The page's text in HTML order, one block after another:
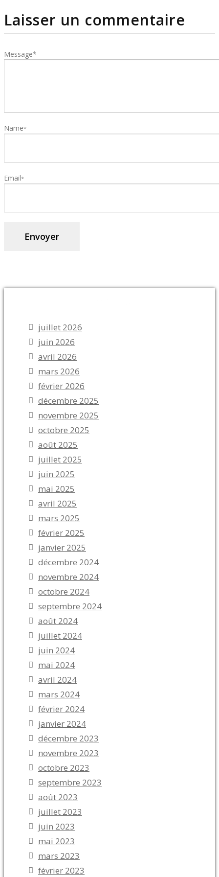
Laisser un commentaire
Message*
Name*
Email*
juillet 2026
juin 2026
avril 2026
mars 2026
février 2026
décembre 2025
novembre 2025
octobre 2025
août 2025
juillet 2025
juin 2025
mai 2025
avril 2025
mars 2025
février 2025
janvier 2025
décembre 2024
novembre 2024
octobre 2024
septembre 2024
août 2024
juillet 2024
juin 2024
mai 2024
avril 2024
mars 2024
février 2024
janvier 2024
décembre 2023
novembre 2023
octobre 2023
septembre 2023
août 2023
juillet 2023
juin 2023
mai 2023
mars 2023
février 2023